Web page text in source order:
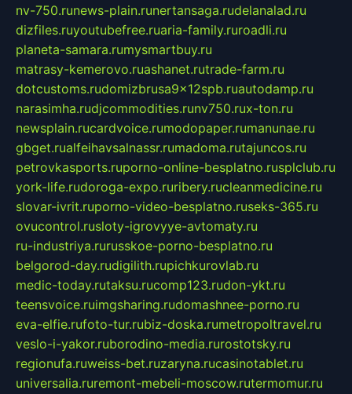
nv-750.runews-plain.runertansaga.rudelanalad.ru
dizfiles.ruyoutubefree.ruaria-family.ruroadli.ru
planeta-samara.rumysmartbuy.ru
matrasy-kemerovo.ruashanet.rutrade-farm.ru
dotcustoms.rudomizbrusa9x12spb.ruautodamp.ru
narasimha.rudjcommodities.runv750.rux-ton.ru
newsplain.rucardvoice.rumodopaper.rumanunae.ru
gbget.rualfeihavsalnassr.rumadoma.rutajuncos.ru
petrovkasports.ruporno-online-besplatno.rusplclub.ru
york-life.rudoroga-expo.ruribery.rucleanmedicine.ru
slovar-ivrit.ruporno-video-besplatno.ruseks-365.ru
ovucontrol.rusloty-igrovyye-avtomaty.ru
ru-industriya.rurusskoe-porno-besplatno.ru
belgorod-day.rudigilith.rupichkurovlab.ru
medic-today.rutaksu.rucomp123.rudon-ykt.ru
teensvoice.ruimgsharing.rudomashnee-porno.ru
eva-elfie.rufoto-tur.rubiz-doska.rumetropoltravel.ru
veslo-i-yakor.ruborodino-media.rurostotsky.ru
regionufa.ruweiss-bet.ruzaryna.rucasinotablet.ru
universalia.ruremont-mebeli-moscow.rutermomur.ru